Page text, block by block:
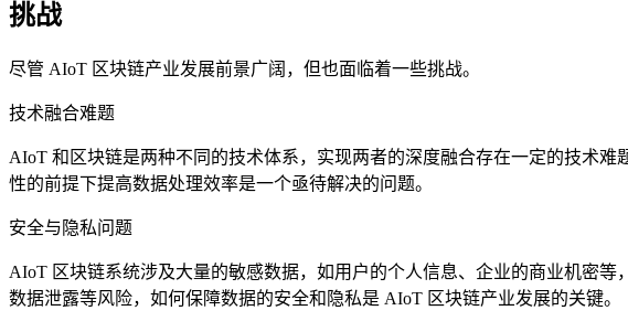
挑战
尽管 AIoT 区块链产业发展前景广阔，但也面临着一些挑战。
技术融合难题
AIoT 和区块链是两种不同的技术体系，实现两者的深度融合存在一定的技术
性的前提下提高数据处理效率是一个亟待解决的问题。
安全与隐私问题
AIoT 区块链系统涉及大量的敏感数据，如用户的个人信息、企业的商业机密
数据泄露等风险，如何保障数据的安全和隐私是 AIoT 区块链产业发展的关键。